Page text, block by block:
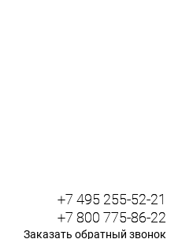
+7 495 255-52-21
+7 800 775-86-22
Заказать обратный звонок